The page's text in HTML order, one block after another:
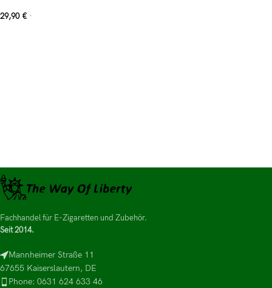
29,90 € *
Fachhandel für E-Zigaretten und Zubehör.
Seit 2014.
Mannheimer Straße 11
67655 Kaiserslautern, DE
Phone: 0631 624 633 46